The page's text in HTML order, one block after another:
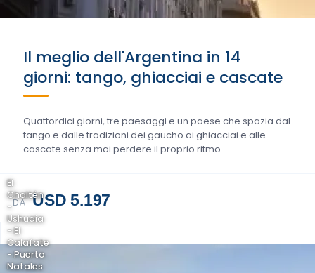
Il meglio dell'Argentina in 14
giorni: tango, ghiacciai e cascate
Quattordici giorni, tre paesaggi e un paese che spazia dal
tango e dalle tradizioni dei gaucho ai ghiacciai e alle
cascate senza mai perdere il proprio ritmo….
DA USD 5.197
El
Chaltén
-
Ushuaia
- El
Calafate
- Puerto
Natales